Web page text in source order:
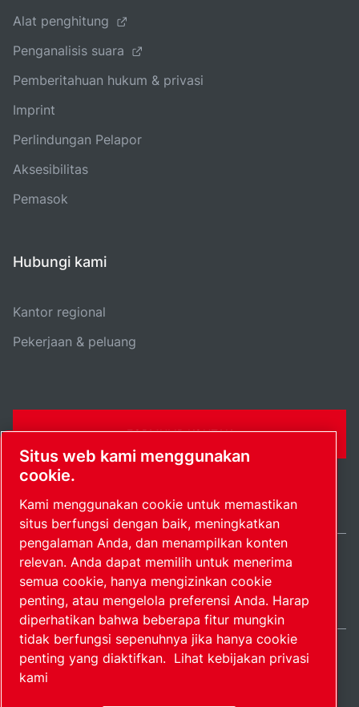
Alat penghitung
Penganalisis suara
Pemberitahuan hukum & privasi
Imprint
Perlindungan Pelapor
Aksesibilitas
Pemasok
Hubungi kami
Kantor regional
Pekerjaan & peluang
FORMULIR KONTAK
Peta situsKelola preferensi© 2026 Hak Cipta.
Indonesia / IN
Situs web kami menggunakan
cookie.
Kami menggunakan cookie untuk memastikan
situs berfungsi dengan baik, meningkatkan
pengalaman Anda, dan menampilkan konten
relevan. Anda dapat memilih untuk menerima
semua cookie, hanya mengizinkan cookie
penting, atau mengelola preferensi Anda. Harap
diperhatikan bahwa beberapa fitur mungkin
tidak berfungsi sepenuhnya jika hanya cookie
penting yang diaktifkan. Lihat kebijakan privasi
kami